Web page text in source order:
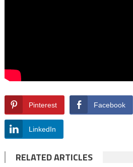
Pinterest Facebook
LinkedIn
RELATED ARTICLES